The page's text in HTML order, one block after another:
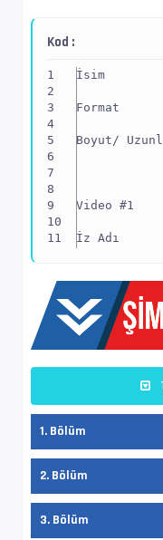
Kod :
İsim
Format
Boyut/
Video #1
İz Adı
Yapı
Ses  #2
İz Adı
Dil
1. Bölüm
2. Bölüm
3. Bölüm